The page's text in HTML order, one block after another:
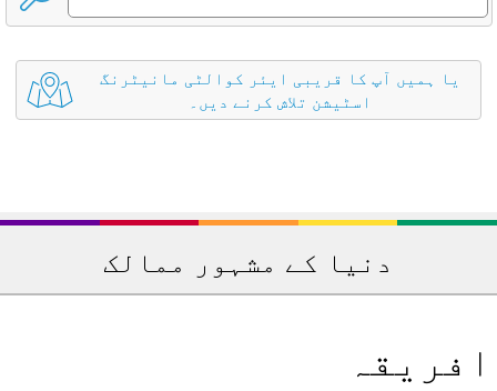
یا ہمیں آپ کا قریبی ایئر کوالٹی مانیٹرنگ
اسٹیشن تلاش کرنے دیں۔
دنیا کے مشہور ممالک
افریقہ